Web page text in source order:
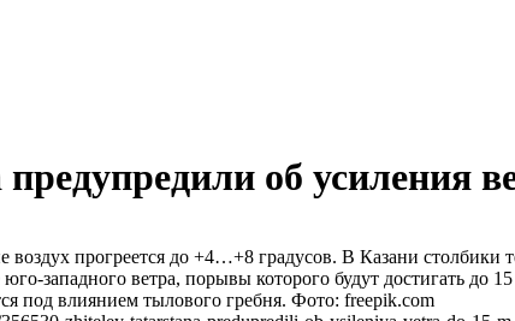
об усиления
воздух прогреется до +4…+8 градусов. В Казани
западного ветра, порывы которого будут достигать до
под влиянием тылового гребня. Фото: freepik.com